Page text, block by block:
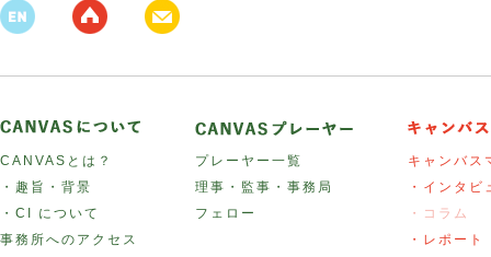
CANVASとは？
・趣旨・背景
・CI について
事務所へのアクセス
プレーヤー一覧
理事・監事・事務局
フェロー
キャンバス
・インタビ
・コラム
・レポート